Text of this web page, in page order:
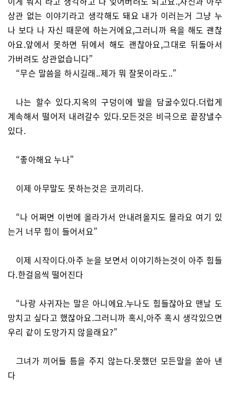
상관 없는 이야기라고 생각해도 돼요 내가 이러는거 그냥 누
나 보다 나 자신 때문에 하는거에요,그러니까 욕을 해도 괜찮
아요.앞에서 못하면 뒤에서 해도 괜찮아요,그대로 뒤돌아서
가버려도 상관없습니다”
“무슨 말씀을 하시길래..제가 뭐 잘못이라도..”
나는 할수 있다.지옥의 구덩이에 발을 담굴수있다.더럽게
계속해서 떨어저 내려갈수 있다.모든것은 비극으로 끝장낼수
있다.
“좋아해요 누나”
이제 아무말도 못하는것은 코끼리다.
“나 어쩌면 이번에 올라가서 안내려올지도 몰라요 여기 있
는거 너무 힘이 들어서요”
이제 시작이다.아주 눈을 보면서 이야기하는것이 아주 힘들
다.한걸음씩 떨어진다
“나랑 사귀자는 말은 아니에요.누나도 힘들잖아요 맨날 도
망치고 싶다고 했잖아요.그러니까 혹시,아주 혹시 생각있으면
우리 같이 도망가지 않을래요?”
그녀가 끼어들 틈을 주지 않는다.못했던 모든말을 쏟아 낸
다